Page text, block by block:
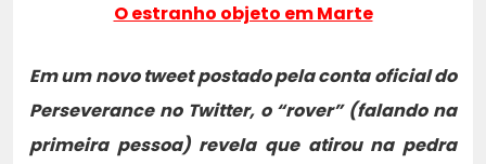
O estranho objeto em Marte
Em um novo tweet postado pela conta oficial do
Perseverance no Twitter, o “rover” (falando na
primeira pessoa) revela que atirou na pedra